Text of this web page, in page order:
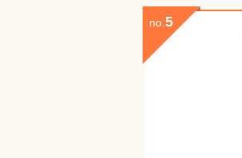
no. 5